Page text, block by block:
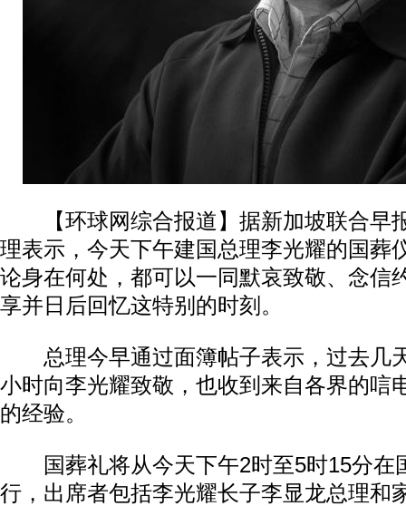
【环球网综合报道】据新加坡联合早
理表示，今天下午建国总理李光耀的国葬
论身在何处，都可以一同默哀致敬、念信
享并日后回忆这特别的时刻。
总理今早通过面簿帖子表示，过去几
小时向李光耀致敬，也收到来自各界的唁
的经验。
国葬礼将从今天下午2时至5时15分在
行，出席者包括李光耀长子李显龙总理和